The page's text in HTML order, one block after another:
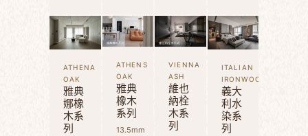
ATHENA
OAK
雅典
娜橡
木系
列
ATHENS
OAK
雅典
橡木
系列
13.5mm
VIENNA
ASH
維也
納栓
木系
列
ITALIAN
IRONWOOD
義大
利水
染系
列